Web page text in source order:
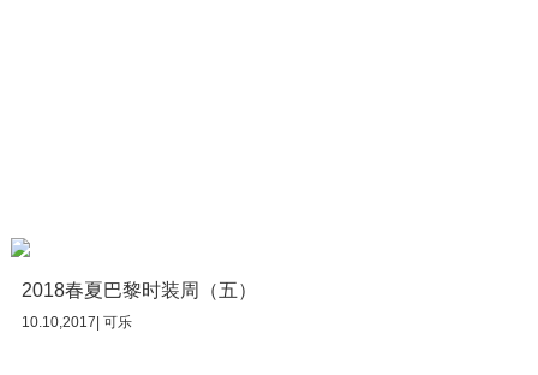
2018春夏巴黎时装周（五）
10.10,2017| 可乐